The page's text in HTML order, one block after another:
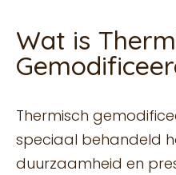
Wat is
Thermisch
speciaal behandeld
duurzaamheid en